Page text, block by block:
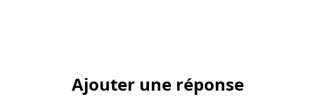
Ajouter une réponse